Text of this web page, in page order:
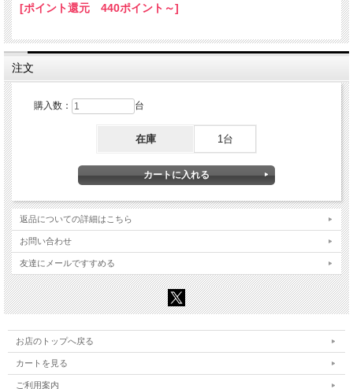
[ポイント還元 440ポイント～]
注文
購入数： 台
在庫 1台
返品についての詳細はこちら
お問い合わせ
友達にメールですすめる
お店のトップへ戻る
カートを見る
ご利用案内